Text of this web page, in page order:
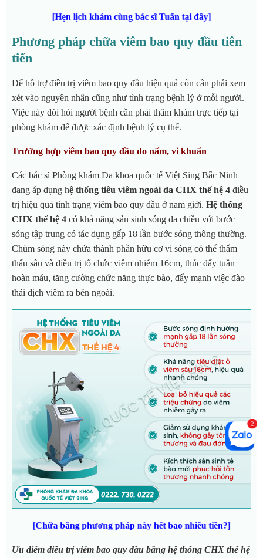
[Hẹn lịch khám cùng bác sĩ Tuấn tại đây]
Phương pháp chữa viêm bao quy đầu tiên
tiến
Để hỗ trợ điều trị viêm bao quy đầu hiệu quả còn cần phải xem
xét vào nguyên nhân cũng như tình trạng bệnh lý ở mỗi người.
Việc này đòi hỏi người bệnh cần phải thăm khám trực tiếp tại
phòng khám để được xác định bệnh lý cụ thể.
Trường hợp viêm bao quy đầu do nấm, vi khuẩn
Các bác sĩ Phòng khám Đa khoa quốc tế Việt Sing Bắc Ninh
đang áp dụng hệ thống tiêu viêm ngoài da CHX thế hệ 4 điều
trị hiệu quả tình trạng viêm bao quy đầu ở nam giới. Hệ thống
CHX thế hệ 4 có khả năng sản sinh sóng đa chiều với bước
sóng tập trung có tác dụng gấp 18 lần bước sóng thông thường.
Chùm sóng này chứa thành phần hữu cơ vi sóng có thể thẩm
thấu sâu và điều trị tổ chức viêm nhiễm 16cm, thúc đẩy tuần
hoàn máu, tăng cường chức năng thực bào, đẩy mạnh việc đào
thải dịch viêm ra bên ngoài.
[Chữa bằng phương pháp này hết bao nhiêu tiền?]
Ưu điểm điều trị viêm bao quy đầu bằng hệ thống CHX thế hệ